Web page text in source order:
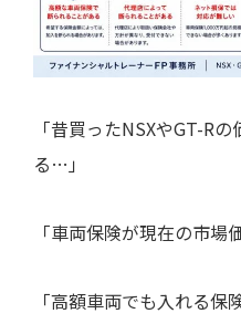
「昔買ったNSXやGT-R
る…」
「車両保険が現在の市場
「高額車両でも入れる保